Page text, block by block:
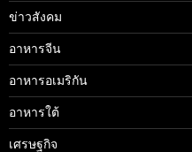
ข่าวสังคม
อาหารจีน
อาหารอเมริกัน
อาหารใต้
เศรษฐกิจ